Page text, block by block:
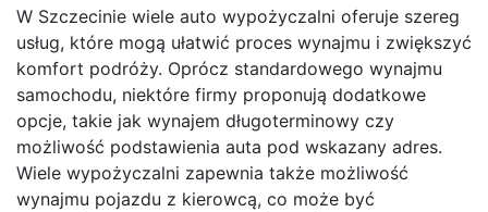
W Szczecinie wiele auto wypożyczalni oferuje szereg
usług, które mogą ułatwić proces wynajmu i zwiększyć
komfort podróży. Oprócz standardowego wynajmu
samochodu, niektóre firmy proponują dodatkowe
opcje, takie jak wynajem długoterminowy czy
możliwość podstawienia auta pod wskazany adres.
Wiele wypożyczalni zapewnia także możliwość
wynajmu pojazdu z kierowcą, co może być